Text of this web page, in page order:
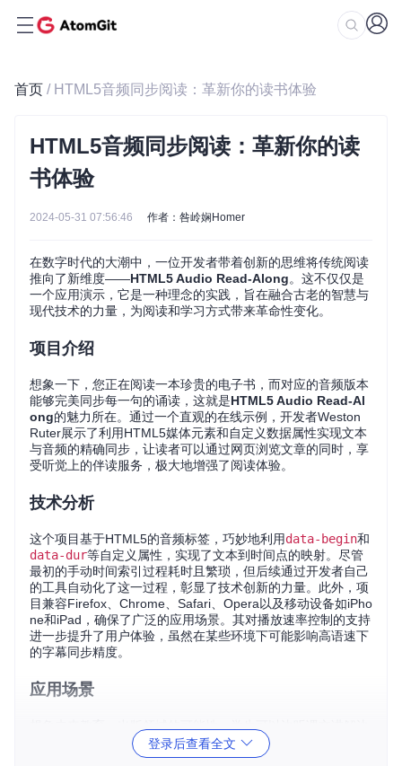
首页 / HTML5音频同步阅读：革新你的读书体验
HTML5音频同步阅读：革新你的读
书体验
2024-05-31 07:56:46 作者：咎岭娴Homer
在数字时代的大潮中，一位开发者带着创新的思维将传统阅读
推向了新维度——HTML5 Audio Read-Along。这不仅仅是
一个应用演示，它是一种理念的实践，旨在融合古老的智慧与
现代技术的力量，为阅读和学习方式带来革命性变化。
项目介绍
想象一下，您正在阅读一本珍贵的电子书，而对应的音频版本
能够完美同步每一句的诵读，这就是HTML5 Audio Read-Al
ong的魅力所在。通过一个直观的在线示例，开发者Weston
Ruter展示了利用HTML5媒体元素和自定义数据属性实现文本
与音频的精确同步，让读者可以通过网页浏览文章的同时，享
受听觉上的伴读服务，极大地增强了阅读体验。
技术分析
这个项目基于HTML5的音频标签，巧妙地利用data-begin和
data-dur等自定义属性，实现了文本到时间点的映射。尽管
最初的手动时间索引过程耗时且繁琐，但后续通过开发者自己
的工具自动化了这一过程，彰显了技术创新的力量。此外，项
目兼容Firefox、Chrome、Safari、Opera以及移动设备如iPho
ne和iPad，确保了广泛的应用场景。其对播放速率控制的支持
进一步提升了用户体验，虽然在某些环境下可能影响高语速下
的字幕同步精度。
应用场景
对照阅读，提升学习效率；无障碍设计领域，帮助视觉受限者
通过听觉深入书籍世界；甚至日常阅读，让我们在通勤、做家
登录后查看全文